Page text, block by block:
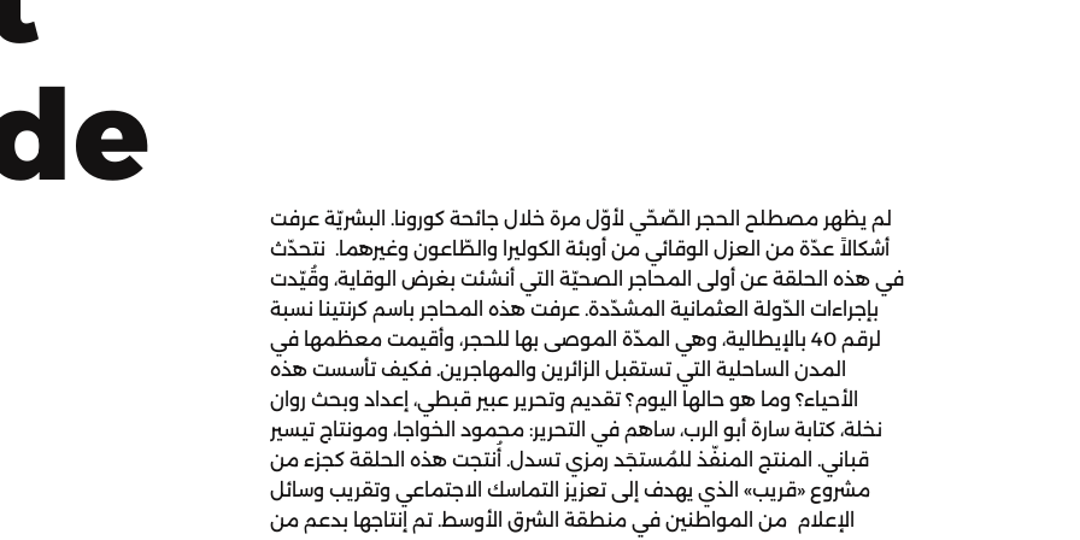
لم يظهر مصطلح الحجر الصّحّي لأوّل مرة خلال جائحة كورونا. البشريّة عرفت
أشكالاً عدّة من العزل الوقائي من أوبئة الكوليرا والطّاعون وغيرهما. نتحدّث
في هذه الحلقة عن أولى المحاجر الصحيّة التي أنشئت بغرض الوقاية، وقُيّدت
بإجراءات الدّولة العثمانية المشدّدة. عرفت هذه المحاجر باسم كرنتينا نسبة
لرقم 40 بالإيطالية، وهي المدّة الموصى بها للحجر، وأقيمت معظمها في
المدن الساحلية التي تستقبل الزائرين والمهاجرين. فكيف تأسست هذه
الأحياء؟ وما هو حالها اليوم؟ تقديم وتحرير عبير قبطي، إعداد وبحث روان
نخلة، كتابة سارة أبو الرب، ساهم في التحرير: محمود الخواجا، ومونتاج تيسير
قباني. المنتج المنفّذ للمُستجَد رمزي تسدل. أُنتجت هذه الحلقة كجزء من
مشروع «قريب» الذي يهدف إلى تعزيز التماسك الاجتماعي وتقريب وسائل
الإعلام من المواطنين في منطقة الشرق الأوسط. تم إنتاجها بدعم من